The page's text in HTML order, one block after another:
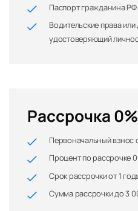
Паспорт гражданина РФ
Водительские права
удостоверяющий
Рассрочка 0%
Первоначальный взнос
Процент по рассрочке
Срок рассрочки от 1
Сумма рассрочки до 3